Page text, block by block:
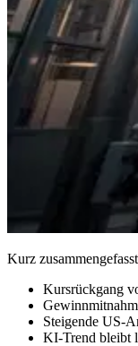
Kurz zusammengefasst
Kursrückgang
Steigende US-
KI-Trend bleibt